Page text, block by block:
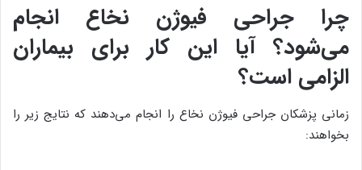
چرا جراحی فیوژن نخاع انجام
می‌شود؟ آیا این کار برای بیماران
الزامی است؟
زمانی پزشکان جراحی فیوژن نخاع را انجام می‌دهند که نتایج زیر را
بخواهند: